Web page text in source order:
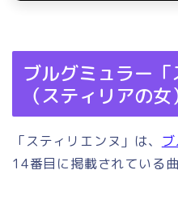
ブルグミュラー「
（スティリアの
「スティリエンヌ」は、
14番目に掲載されている曲